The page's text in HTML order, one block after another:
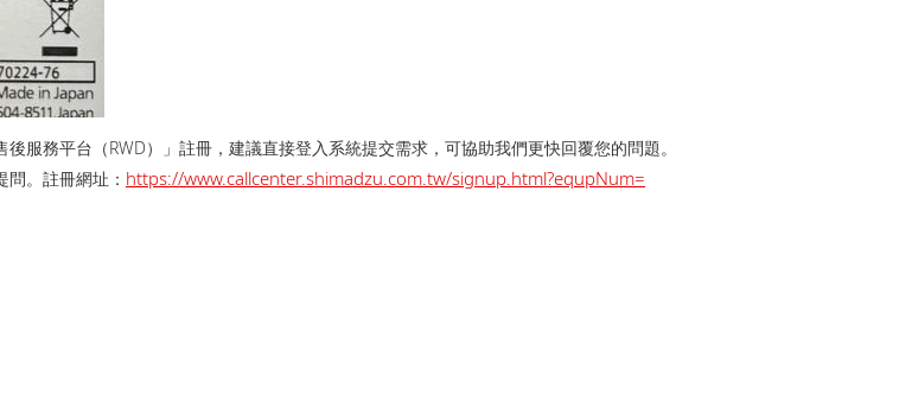
服務平台（RWD）」註冊，建議直接登入系統提交需求，可協助我們更快回覆您的問題。
。 註冊網址： https://www.callcenter.shimadzu.com.tw/signup.html?equpNum=